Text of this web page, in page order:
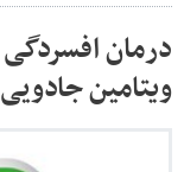
ویتامین جادویی